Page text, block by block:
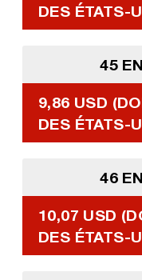
DES ÉTATS-
45
9,86 USD
DES ÉTATS-
46
10,07 USD
DES ÉTATS-